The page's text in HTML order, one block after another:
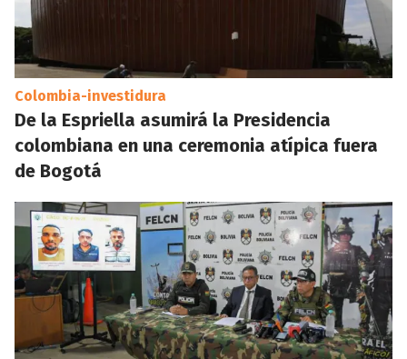
Colombia-investidura
De la Espriella asumirá la Presidencia
colombiana en una ceremonia atípica fuera
de Bogotá